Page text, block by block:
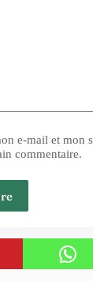
e-mail et mon
commentaire.